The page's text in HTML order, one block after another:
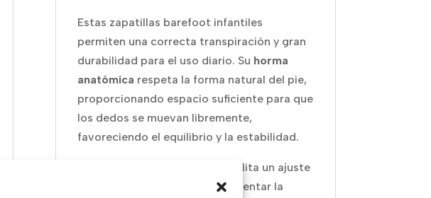
Estas zapatillas barefoot infantiles
permiten una correcta transpiración y gran
durabilidad para el uso diario. Su horma
anatómica respeta la forma natural del pie,
proporcionando espacio suficiente para que
los dedos se muevan libremente,
favoreciendo el equilibrio y la estabilidad.
facilita un ajuste
seguro y rápido, ideal para fomentar la